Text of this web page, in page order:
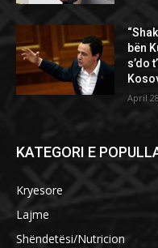
bën
s’do
April
KATEGORI E
Kryesore
Lajme
Shëndetësi/Nutricion